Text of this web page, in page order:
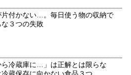
片付かない…。毎日使う物の収納で
３つの失敗
ら冷蔵庫に…」は正解とは限らな